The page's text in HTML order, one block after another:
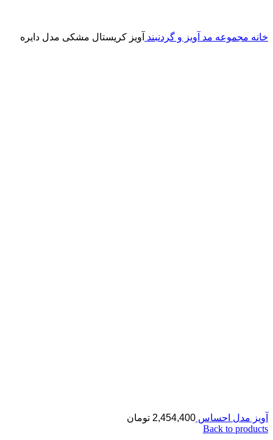
خانه مجموعه مد آویز و گردنبند آویز کریستال مشکی مدل دایره
آویز مدل احساس 2,454,400 تومان
Back to products